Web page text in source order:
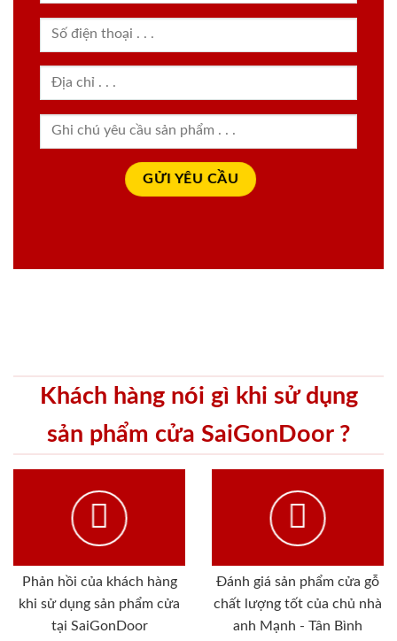
Khách hàng nói gì khi sử dụng
sản phẩm cửa SaiGonDoor ?
Phản hồi của khách hàng
khi sử dụng sản phẩm cửa
tại SaiGonDoor
Đánh giá sản phẩm cửa gỗ
chất lượng tốt của chủ nhà
anh Mạnh - Tân Bình